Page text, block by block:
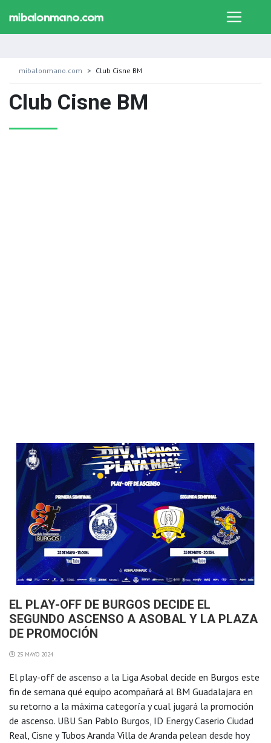
mibalonmano.com Club Cisne BM
Club Cisne BM
EL PLAY-OFF DE BURGOS DECIDE EL
SEGUNDO ASCENSO A ASOBAL Y LA PLAZA
DE PROMOCIÓN
25 MAYO 2024
El play-off de ascenso a la Liga Asobal decide en Burgos este
fin de semana qué equipo acompañará al BM Guadalajara en
su retorno a la máxima categoría y cual jugará la promoción
de ascenso. UBU San Pablo Burgos, ID Energy Caserio Ciudad
Real, Cisne y Tubos Aranda Villa de Aranda pelean desde hoy